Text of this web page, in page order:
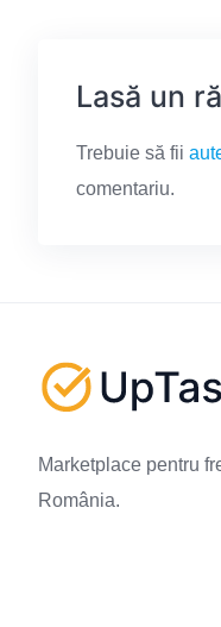
Lasă un
Trebuie să fii
comentariu.
Marketplace pentru
România.